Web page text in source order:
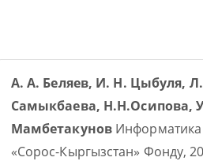
А. А. Беляев, И. Н. Цыбуля,
Самыкбаева, Н.Н.Осипова,
МамбетакуновИнформатика
«Сорос-Кыргызстан» Фонду,